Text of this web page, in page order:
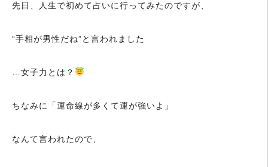
先日、人生で初めて占いに行ってみたのですが、
“手相が男性だね”と言われました
…女子力とは？
ちなみに「運命線が多くて運が強いよ」
なんて言われたので、